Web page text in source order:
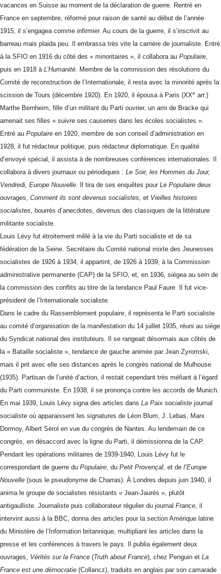
vacances en Suisse au moment de la déclaration de guerre. Rentré en
France en septembre, réformé pour raison de santé au début de l’année
1915, il s’engagea comme infirmier. Au cours de la guerre, il s’inscrivit au
barreau mais plaida peu. Il embrassa très vite la carrière de journaliste. Entré
à la SFIO en 1916 du côté des « minoritaires », il collabora au Populaire,
puis en 1918 à L’Humanité. Membre de la commission des résolutions du
Comité de reconstruction de l’Internationale, il resta avec la minorité après la
scission de Tours (décembre 1920). En 1920, il épousa à Paris (XXe arr.)
Marthe Bernheim, fille d’un militant du Parti ouvrier, un ami de Bracke qui
amenait ses filles « suivre ses causeries dans les écoles socialistes ».
Entré au Populaire en 1920, membre de son conseil d’administration en
1928, il fut rédacteur politique, puis rédacteur diplomatique. En qualité
d’envoyé spécial, il assista à de nombreuses conférences internationales. Il
collabora à divers journaux ou périodiques : Le Soir, les Hommes du Jour,
Vendredi, Europe Nouvelle. Il tira de ses enquêtes pour Le Populaire deux
ouvrages, Comment ils sont devenus socialistes, et Vieilles histoires
socialistes, bourrés d’anecdotes, devenus des classiques de la littérature
militante socialiste.
Louis Lévy fut étroitement mêlé à la vie du Parti socialiste et de sa
fédération de la Seine. Secrétaire du Comité national mixte des Jeunesses
socialistes de 1926 à 1934, il appartint, de 1926 à 1939, à la Commission
administrative permanente (CAP) de la SFIO, et, en 1936, siégea au sein de
la commission des conflits au titre de la tendance Paul Faure. Il fut vice-
président de l’Internationale socialiste.
Dans le cadre du Rassemblement populaire, il représenta le Parti socialiste
au comité d’organisation de la manifestation du 14 juillet 1935, réuni au siège
du Syndicat national des instituteurs. Il se rangeait désormais aux côtés de
la « Bataille socialiste », tendance de gauche animée par Jean Zyromski,
mais il prit avec elle ses distances après le congrès national de Mulhouse
(1935). Partisan de l’unité d’action, il restait cependant très méfiant à l’égard
du Parti communiste. En 1938, il se prononça contre les accords de Munich.
En mai 1939, Louis Lévy signa des articles dans La Paix socialiste journal
socialiste où apparaissent les signatures de Léon Blum, J. Lebas, Marx
Dormoy, Albert Sérol en vue du congrès de Nantes. Au lendemain de ce
congrès, en désaccord avec la ligne du Parti, il démissionna de la CAP.
Pendant les opérations militaires de 1939-1940, Louis Lévy fut le
correspondant de guerre du Populaire, du Petit Provençal, et de l’Europe
Nouvelle (sous le pseudonyme de Charras). À Londres depuis juin 1940, il
anima le groupe de socialistes résistants « Jean-Jaurès », plutôt
antigaulliste. Journaliste puis collaborateur régulier du journal France, il
intervint aussi à la BBC, donna des articles pour la section Amérique latine
du Ministère de l’Information britannique, multipliant les articles dans la
presse et les conférences à travers le pays. Il publia également deux
ouvrages, Vérités sur la France (Truth about France), chez Penguin et La
France est une démocratie (Collancz), traduits en anglais par son camarade